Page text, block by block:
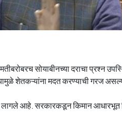
सोयाबीनच्या दराचा प्रश्न
शेतकऱ्यांना मदत करण्याची गरज
लागले आहे. सरकारकडून किमान